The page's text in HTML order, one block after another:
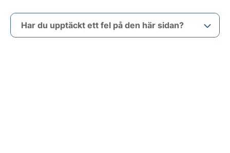
Har du upptäckt ett fel på den här sidan?